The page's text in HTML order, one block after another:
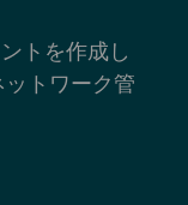
トを作成し
ットワーク管